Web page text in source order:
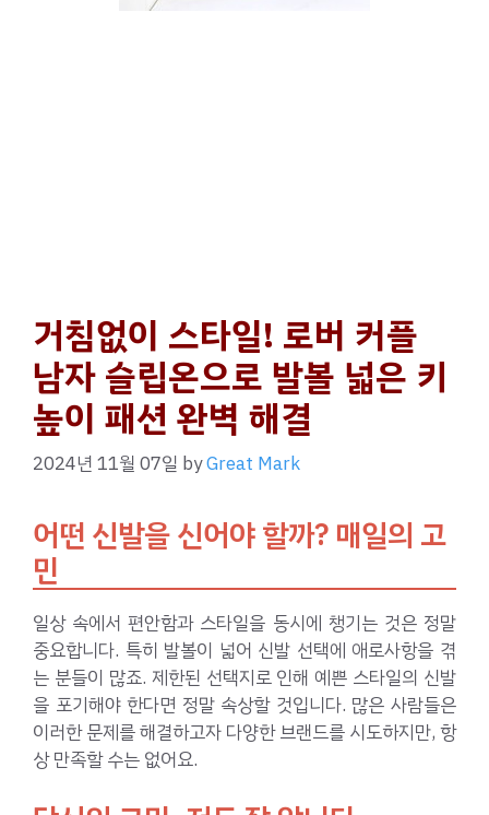
거침없이 스타일! 로버 커플
남자 슬립온으로 발볼 넓은 키
높이 패션 완벽 해결
2024년 11월 07일 byGreat Mark
어떤 신발을 신어야 할까? 매일의 고
민
일상 속에서 편안함과 스타일을 동시에 챙기는 것은 정말
중요합니다. 특히 발볼이 넓어 신발 선택에 애로사항을 겪
는 분들이 많죠. 제한된 선택지로 인해 예쁜 스타일의 신발
을 포기해야 한다면 정말 속상할 것입니다. 많은 사람들은
이러한 문제를 해결하고자 다양한 브랜드를 시도하지만, 항
상 만족할 수는 없어요.